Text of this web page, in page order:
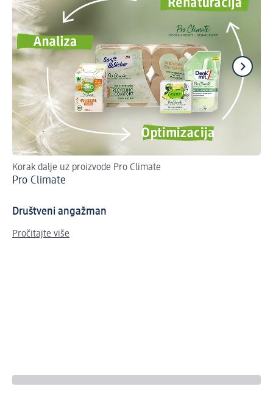
Korak dalje uz proizvode Pro Climate
Pro Climate
Društveni angažman
Pročitajte više